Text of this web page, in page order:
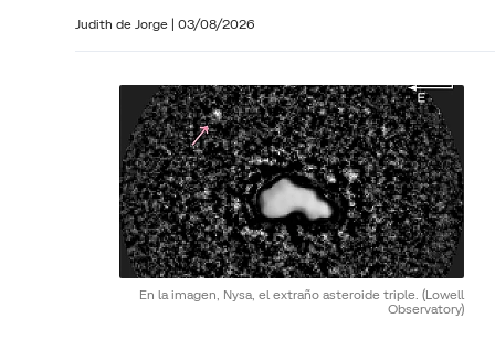
Judith de Jorge | 03/08/2026
En la imagen, Nysa, el extraño asteroide triple. (Lowell
Observatory)